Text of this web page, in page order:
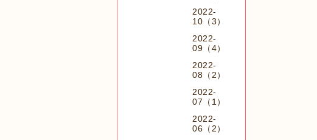
2022-
10（3）
2022-
09（4）
2022-
08（2）
2022-
07（1）
2022-
06（2）